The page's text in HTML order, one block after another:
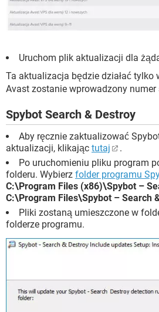
Uruchom plik aktualizacji dla
Ta aktualizacja będzie działać tylko
Avast zostanie wprowadzony numer
Spybot Search & Destroy
Aby ręcznie zaktualizować
aktualizacji, klikając tutaj
.
Po uruchomieniu pliku program
folderu. Wybierz folder programu
C:\Program Files (x86)\Spybot –
C:\Program Files\Spybot – Search
Pliki zostaną umieszczone w
folderze programu.